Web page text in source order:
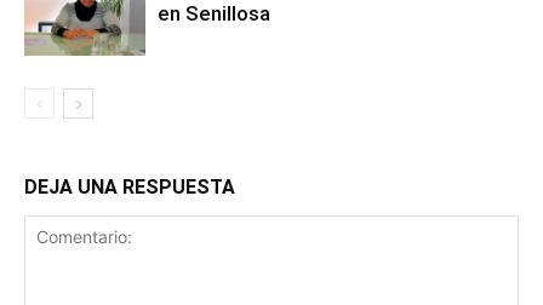
en Senillosa
DEJA UNA RESPUESTA